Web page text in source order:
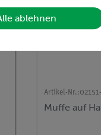
Artikel-Nr.:
Muffe auf
ablehnen